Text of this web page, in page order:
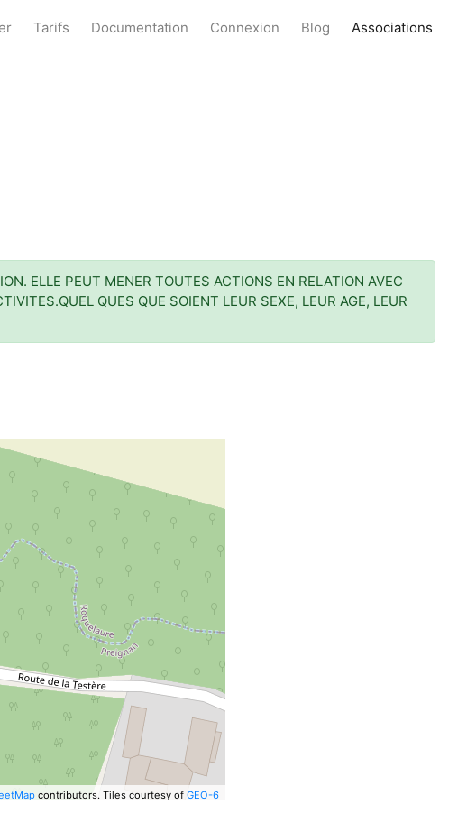
Tarifs Documentation Connexion Blog Associations
ELLE PEUT MENER TOUTES ACTIONS EN RELATION AVEC
QUES QUE SOIENT LEUR SEXE, LEUR AGE, LEUR
contributors. Tiles courtesy of GEO-6